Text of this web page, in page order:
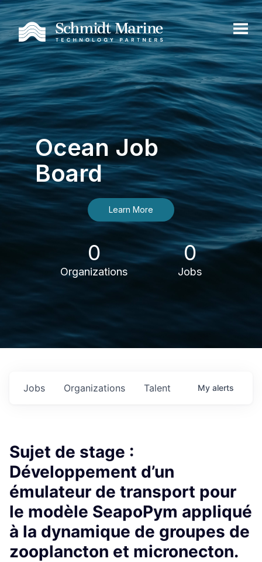
Ocean Job
Board
Learn More
0
Organizations
0
Jobs
Jobs Organizations Talent My alerts
Sujet de stage :
Développement d’un
émulateur de transport pour
le modèle SeapoPym appliqué
à la dynamique de groupes de
zooplancton et micronecton.